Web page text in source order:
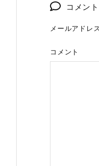
コメン
メールアドレ
コメント